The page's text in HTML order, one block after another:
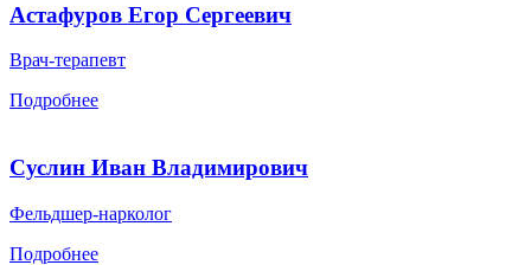
Астафуров Егор Сергеевич
Врач-терапевт
Подробнее
Суслин Иван Владимирович
Фельдшер-нарколог
Подробнее